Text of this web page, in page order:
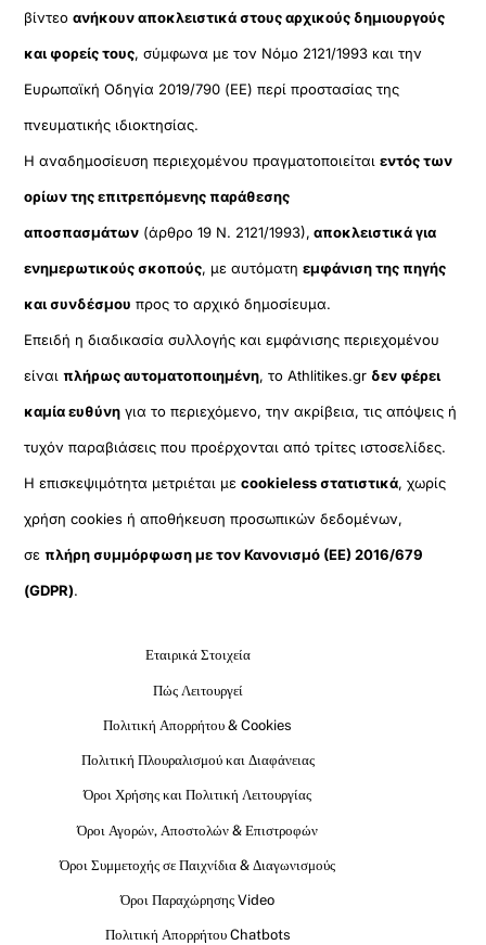
βίντεοανήκουν αποκλειστικά στους αρχικούς δημιουργούς
και φορείς τους, σύμφωνα με τον Νόμο 2121/1993 και την
Ευρωπαϊκή Οδηγία 2019/790 (ΕΕ) περί προστασίας της
πνευματικής ιδιοκτησίας.
Η αναδημοσίευση περιεχομένου πραγματοποιείταιεντός των
ορίων της επιτρεπόμενης παράθεσης
αποσπασμάτων (άρθρο 19 Ν. 2121/1993), αποκλειστικά για
ενημερωτικούς σκοπούς, με αυτόματηεμφάνιση της πηγής
και συνδέσμου προς το αρχικό δημοσίευμα.
Επειδή η διαδικασία συλλογής και εμφάνισης περιεχομένου
είναιπλήρως αυτοματοποιημένη, το Athlitikes.gr δεν φέρει
καμία ευθύνη για το περιεχόμενο, την ακρίβεια, τις απόψεις ή
τυχόν παραβιάσεις που προέρχονται από τρίτες ιστοσελίδες.
Η επισκεψιμότητα μετριέται μεcookieless στατιστικά, χωρίς
χρήση cookies ή αποθήκευση προσωπικών δεδομένων,
σεπλήρη συμμόρφωση με τον Κανονισμό (ΕΕ) 2016/679
(GDPR).
Εταιρικά Στοιχεία
Πώς Λειτουργεί
Πολιτική Απορρήτου & Cookies
Πολιτική Πλουραλισμού και Διαφάνειας
Όροι Χρήσης και Πολιτική Λειτουργίας
Όροι Αγορών, Αποστολών & Επιστροφών
Όροι Συμμετοχής σε Παιχνίδια & Διαγωνισμούς
Όροι Παραχώρησης Video
Πολιτική Απορρήτου Chatbots